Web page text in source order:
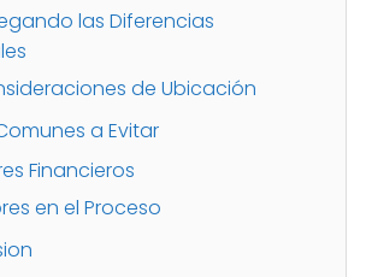
las Diferencias
de Ubicación
a Evitar
Financieros
en el Proceso